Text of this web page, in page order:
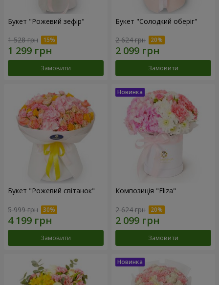
Букет "Рожевий зефір"
1 528 грн
Замовити
Букет "Солодкий оберіг"
2 624 грн
Замовити
Букет "Рожевий світанок"
5 999 грн
Замовити
Композиція "Eliza"
2 624 грн
Замовити